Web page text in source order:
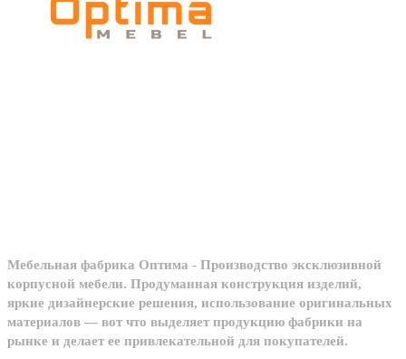
Мебельная фабрика Оптима - Производство эксклюзивной
корпусной мебели. Продуманная конструкция изделий,
яркие дизайнерские решения, использование оригинальных
материалов — вот что выделяет продукцию фабрики на
рынке и делает ее привлекательной для покупателей.